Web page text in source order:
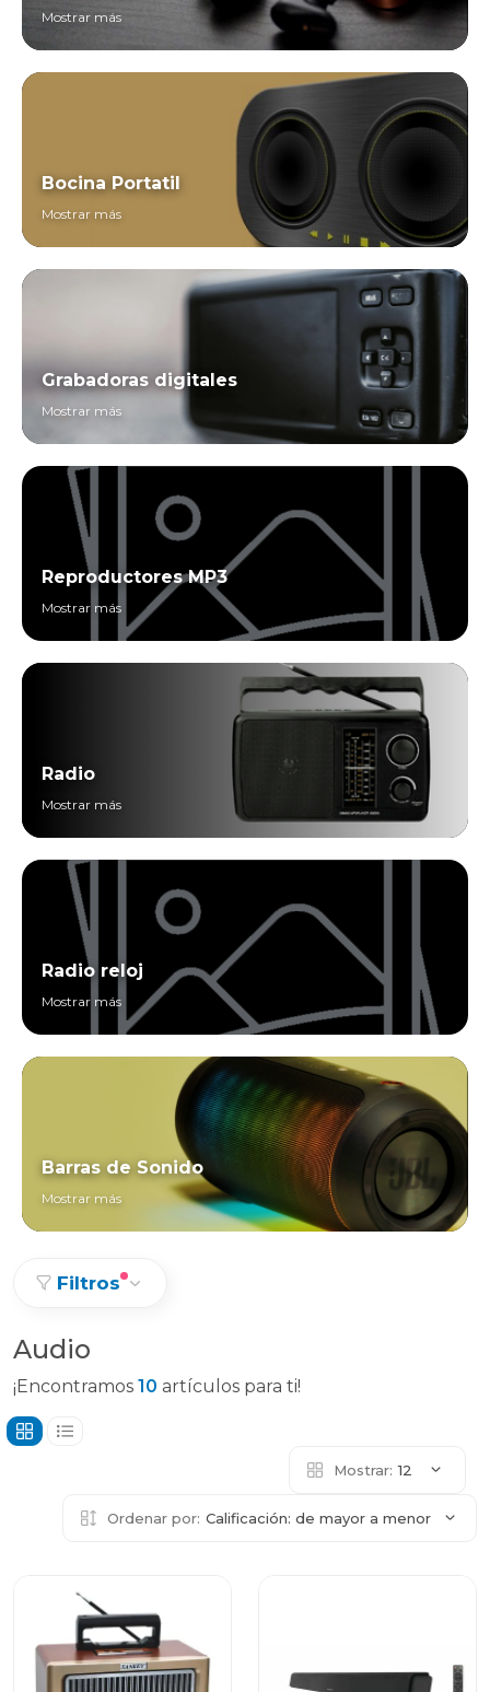
Mostrar más
Bocina Portatil
Mostrar más
Grabadoras digitales
Mostrar más
Reproductores MP3
Mostrar más
Radio
Mostrar más
Radio reloj
Mostrar más
Barras de Sonido
Mostrar más
Filtros
Audio
¡Encontramos 10 artículos para ti!
Mostrar: 12
Ordenar por: Calificación: de mayor a menor